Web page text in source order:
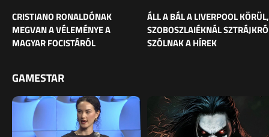
CRISTIANO RONALDÓNAK
MEGVAN A VÉLEMÉNYE A
MAGYAR FOCISTÁRÓL
ÁLL A BÁL A LIVERPOOL KÖRÜL,
SZOBOSZLAIÉKNÁL
SZÓLNAK A HÍREK
GAMESTAR